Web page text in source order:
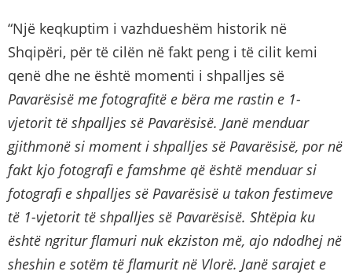
“Një keqkuptim i vazhdueshëm historik në
Shqipëri, për të cilën në fakt peng i të cilit kemi
qenë dhe ne është momenti i shpalljes së
Pavarësisë me fotografitë e bëra me rastin e 1-
vjetorit të shpalljes së Pavarësisë. Janë menduar
gjithmonë si moment i shpalljes së Pavarësisë, por në
fakt kjo fotografi e famshme që është menduar si
fotografi e shpalljes së Pavarësisë u takon festimeve
të 1-vjetorit të shpalljes së Pavarësisë. Shtëpia ku
është ngritur flamuri nuk ekziston më, ajo ndodhej në
sheshin e sotëm të flamurit në Vlorë. Janë sarajet e